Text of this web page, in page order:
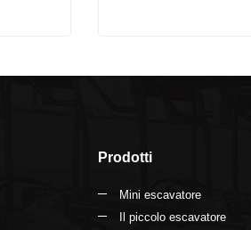
Contatta ora
Prodotti
Mini escavatore
Il piccolo escavatore